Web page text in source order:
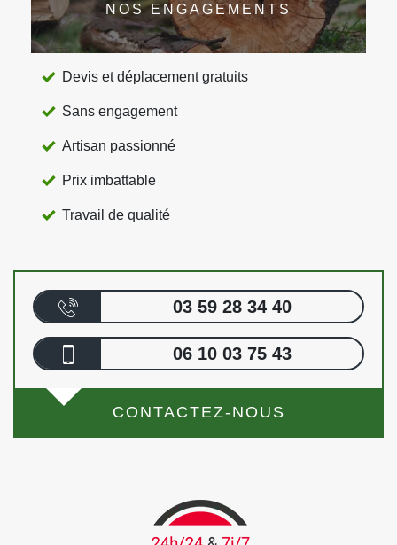
NOS ENGAGEMENTS
Devis et déplacement gratuits
Sans engagement
Artisan passionné
Prix imbattable
Travail de qualité
03 59 28 34 40
06 10 03 75 43
CONTACTEZ-NOUS